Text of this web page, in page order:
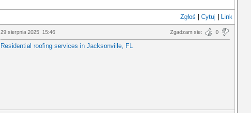
Zgłoś Cytuj Link
29 sierpnia 2025, 15:46 Zgadzam sie: 0
Residential roofing services in Jacksonville, FL